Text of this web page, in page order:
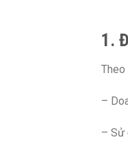
1.
Theo
–
– Sử